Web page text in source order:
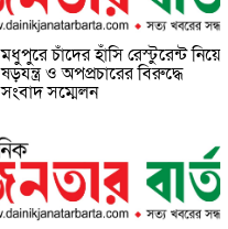
মধুপুরে চাঁদের হাঁসি রেস্টুরেন্ট নিয়ে
ষড়যন্ত্র ও অপপ্রচারের বিরুদ্ধে
সংবাদ সম্মেলন